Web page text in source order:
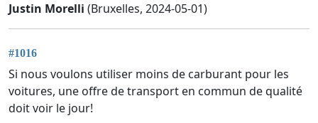
Justin Morelli (Bruxelles, 2024-05-01)
#1016
Si nous voulons utiliser moins de carburant pour les
voitures, une offre de transport en commun de qualité
doit voir le jour!